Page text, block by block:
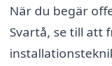
När du begär
Svartå, se till att